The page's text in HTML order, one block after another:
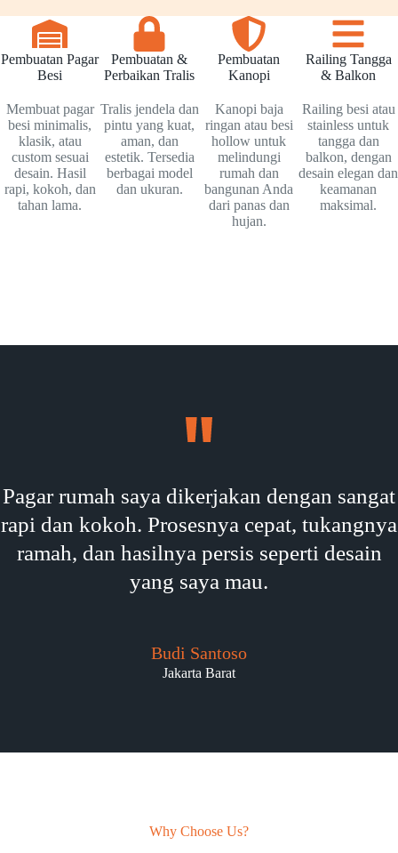
Pembuatan Pagar
Besi
Membuat pagar
besi minimalis,
klasik, atau
custom sesuai
desain. Hasil
rapi, kokoh, dan
tahan lama.
Pembuatan &
Perbaikan Tralis
Tralis jendela dan
pintu yang kuat,
aman, dan
estetik. Tersedia
berbagai model
dan ukuran.
Pembuatan
Kanopi
Kanopi baja
ringan atau besi
hollow untuk
melindungi
rumah dan
bangunan Anda
dari panas dan
hujan.
Railing Tangga
& Balkon
Railing besi atau
stainless untuk
tangga dan
balkon, dengan
desain elegan dan
keamanan
maksimal.
Pagar rumah saya dikerjakan dengan sangat
rapi dan kokoh. Prosesnya cepat, tukangnya
ramah, dan hasilnya persis seperti desain
yang saya mau.
Budi Santoso
Jakarta Barat
Why Choose Us?